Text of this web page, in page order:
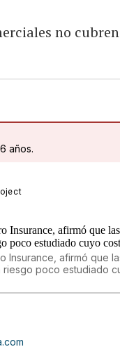
no
años.
Insurance, afirmó que
poco estudiado